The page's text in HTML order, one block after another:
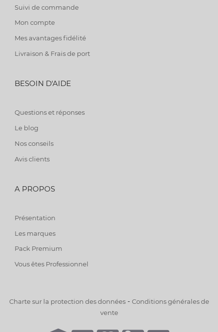
Suivi de commande
Mon compte
Mes avantages fidélité
Livraison & Frais de port
BESOIN D'AIDE
Questions et réponses
Le blog
Nos conseils
Avis clients
A PROPOS
Présentation
Les marques
Pack Premium
Vous êtes Professionnel
Charte sur la protection des données- Conditions générales de
vente